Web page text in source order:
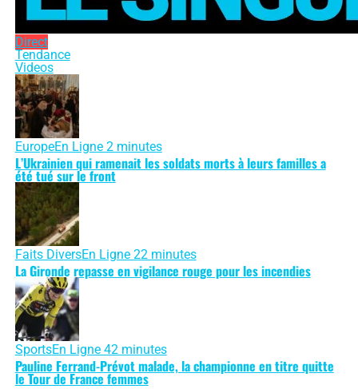
Direct
Tendance
Videos
EuropeEn Ligne 2 minutes
L’Ukrainien qui ramenait les soldats morts à leurs familles a
été tué sur le front
Faits DiversEn Ligne 22 minutes
La Gironde repasse en vigilance rouge pour les incendies
SportsEn Ligne 42 minutes
Pauline Ferrand-Prévot malade, la championne en titre quitte
le Tour de France femmes